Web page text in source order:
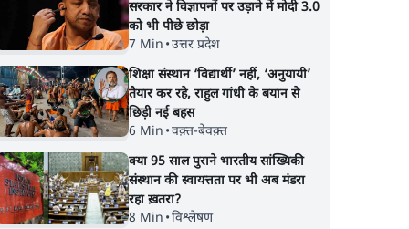
सरकार ने विज्ञापनों पर उड़ाने में मोदी 3.0
को भी पीछे छोड़ा
7 Min •उत्तर प्रदेश
शिक्षा संस्थान ‘विद्यार्थी’ नहीं, ‘अनुयायी’
तैयार कर रहे, राहुल गांधी के बयान से
छिड़ी नई बहस
6 Min •वक़्त-बेवक़्त
क्या 95 साल पुराने भारतीय सांख्यिकी
संस्थान की स्वायत्तता पर भी अब मंडरा
रहा ख़तरा?
8 Min •विश्लेषण